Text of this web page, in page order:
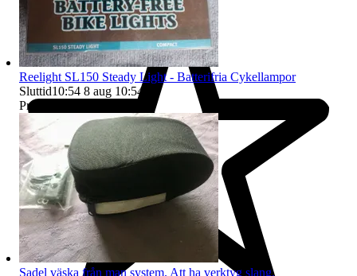
Reelight SL150 Steady Light - Batterifria Cykellampor
Sluttid10:54 8 aug 10:54
Pris:
Sadel väska från man system. Att ha verktyg slang.